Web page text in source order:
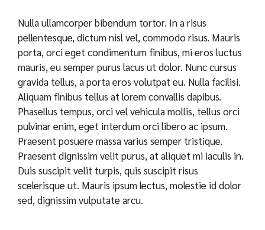
Nulla ullamcorper bibendum tortor. In a risus
pellentesque, dictum nisl vel, commodo risus. Mauris
porta, orci eget condimentum finibus, mi eros luctus
mauris, eu semper purus lacus ut dolor. Nunc cursus
gravida tellus, a porta eros volutpat eu. Nulla facilisi.
Aliquam finibus tellus at lorem convallis dapibus.
Phasellus tempus, orci vel vehicula mollis, tellus orci
pulvinar enim, eget interdum orci libero ac ipsum.
Praesent posuere massa varius semper tristique.
Praesent dignissim velit purus, at aliquet mi iaculis in.
Duis suscipit velit turpis, quis suscipit risus
scelerisque ut. Mauris ipsum lectus, molestie id dolor
sed, dignissim vulputate arcu.